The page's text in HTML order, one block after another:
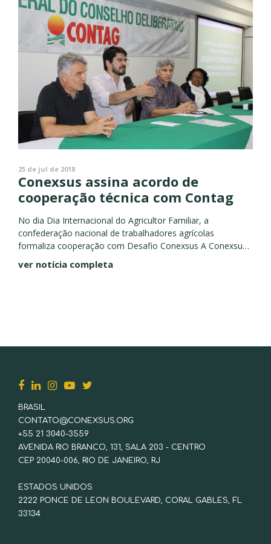
25 de jul de 2018
Conexsus assina acordo de
cooperação técnica com Contag
No dia Dia Internacional do Agricultor Familiar, a
confederação nacional de trabalhadores agrícolas
formaliza cooperação com Desafio Conexsus A Conexsus
– Instituto Conexões Sustentáveis e a Confederação
Nacional dos Trabalhadores Rurais Agricultores e
ver notícia completa
BRASIL
CONTATO@CONEXSUS.ORG
+55 21 3040-3559
AVENIDA RIO BRANCO, 131, SALA 203 - CENTRO
CEP 20040-006, RIO DE JANEIRO, RJ
ESTADOS UNIDOS
2222 PONCE DE LEON BOULEVARD, CORAL GABLES, FL
33134